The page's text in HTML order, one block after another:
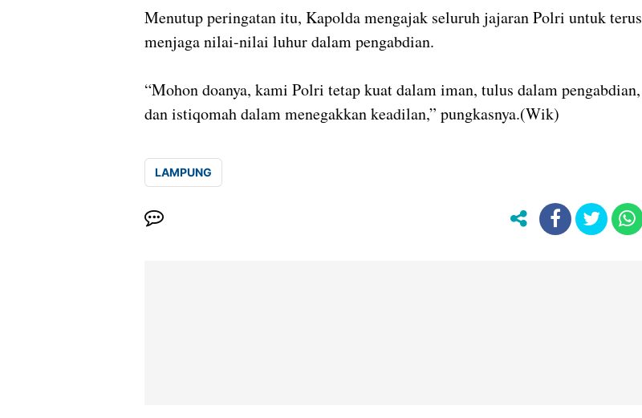
Menutup peringatan itu, Kapolda mengajak seluruh jajaran Polri untuk terus
menjaga nilai-nilai luhur dalam pengabdian.
“Mohon doanya, kami Polri tetap kuat dalam iman, tulus dalam pengabdian,
dan istiqomah dalam menegakkan keadilan,” pungkasnya.(Wik)
LAMPUNG